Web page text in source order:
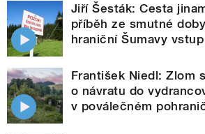
Jiří Šesták: Cesta
příběh ze smutné
hraniční Šumavy vstup
František Niedl: Zlom
o návratu do
v poválečném